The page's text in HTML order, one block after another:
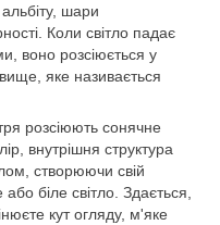
шари
Коли світло падає
воно розсіюється у
яке називається
розсіюють сонячне
внутрішня структура
створюючи свій
біле світло. Здається,
кут огляду, м'яке